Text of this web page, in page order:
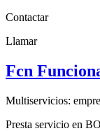
Contactar
Llamar
Fcn
Multiservicios:
Presta servicio en